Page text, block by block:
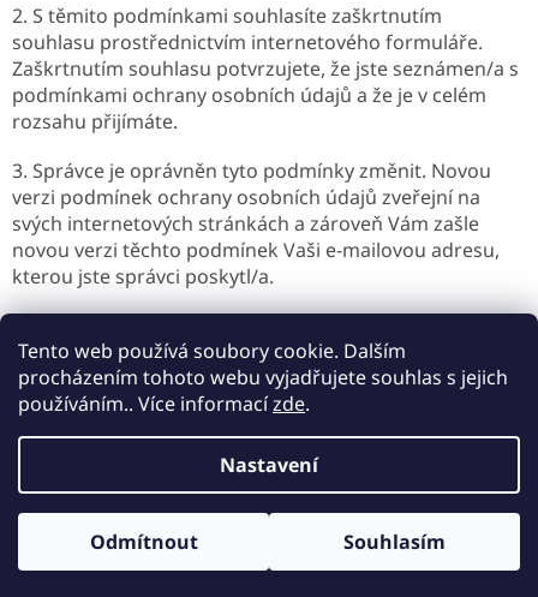
Tento web používá soubory cookie. Dalším
procházením tohoto webu vyjadřujete souhlas s jejich
používáním.. Více informacízde.
Nastavení
Odmítnout Souhlasím
2. S těmito podmínkami souhlasíte zaškrtnutím
souhlasu prostřednictvím internetového formuláře.
Zaškrtnutím souhlasu potvrzujete, že jste seznámen/a s
podmínkami ochrany osobních údajů a že je v celém
rozsahu přijímáte.
3. Správce je oprávněn tyto podmínky změnit. Novou
verzi podmínek ochrany osobních údajů zveřejní na
svých internetových stránkách a zároveň Vám zašle
novou verzi těchto podmínek Vaši e-mailovou adresu,
kterou jste správci poskytl/a.
Tyto podmínky nabývají účinnosti dnem 25.5.2018.
Vytvořil Shoptet
Copyright 2026Ekochatka.cz . Všechna práva vyhrazena.